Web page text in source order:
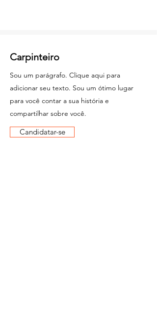
Carpinteiro
Sou um parágrafo. Clique aqui para
adicionar seu texto. Sou um ótimo lugar
para você contar a sua história e
compartilhar sobre você.
Candidatar-se